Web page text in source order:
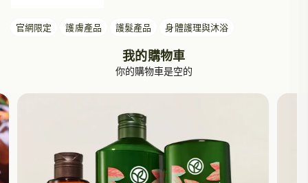
官網限定 護膚產品 護髮產品 身體護理與沐浴
我的購物車
你的購物車是空的